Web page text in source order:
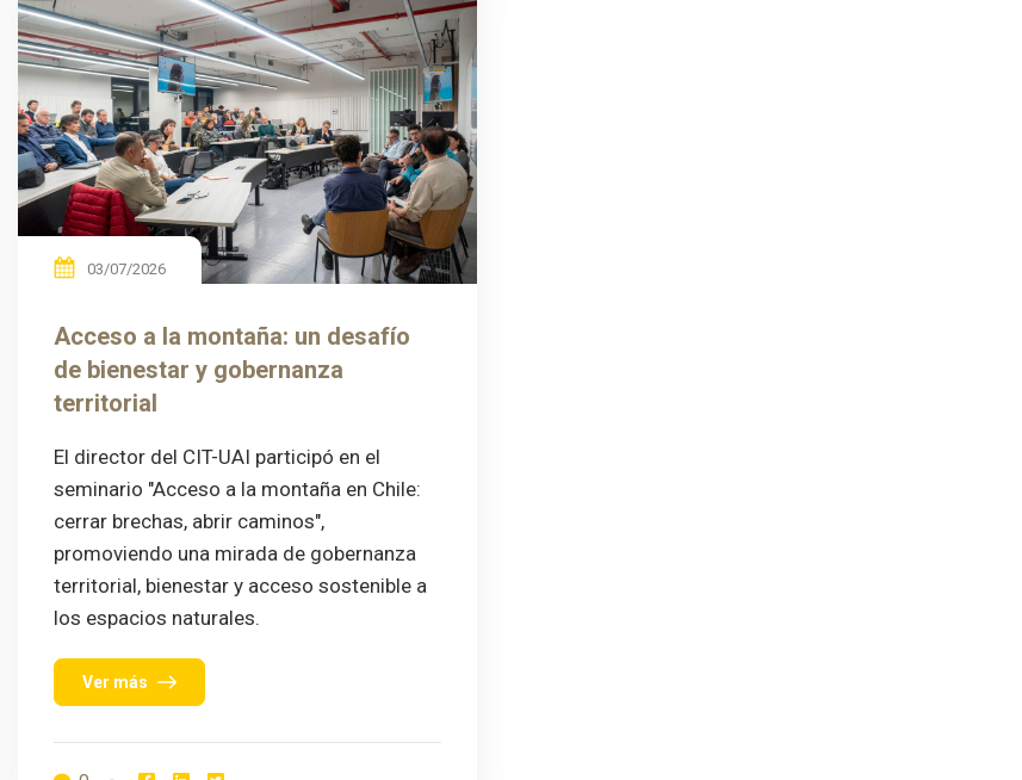
03/07/2026
Acceso a la montaña: un desafío
de bienestar y gobernanza
territorial
El director del CIT-UAI participó en el
seminario "Acceso a la montaña en Chile:
cerrar brechas, abrir caminos",
promoviendo una mirada de gobernanza
territorial, bienestar y acceso sostenible a
los espacios naturales.
Ver más